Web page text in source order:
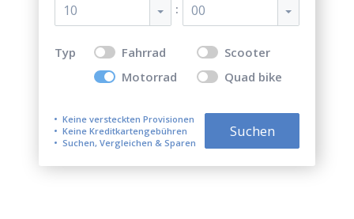
10 : 00
Typ Fahrrad
Scooter
Motorrad
Quad bike
Keine versteckten Provisionen
Keine Kreditkartengebühren
Suchen, Vergleichen & Sparen
Suchen